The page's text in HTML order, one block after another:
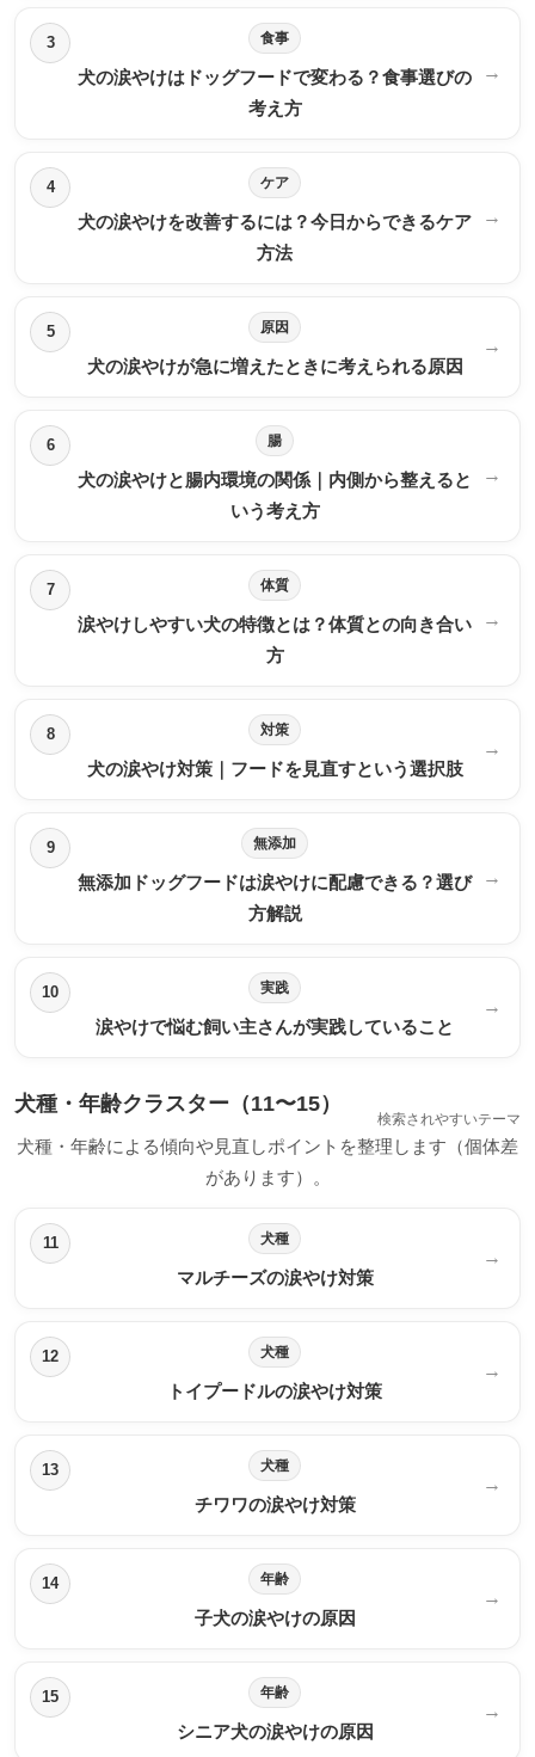
3 食事
犬の涙やけはドッグフードで変わる？食事選びの
考え方
→
4 ケア
犬の涙やけを改善するには？今日からできるケア
方法
→
5 原因
犬の涙やけが急に増えたときに考えられる原因
→
6 腸
犬の涙やけと腸内環境の関係｜内側から整えると
いう考え方
→
7 体質
涙やけしやすい犬の特徴とは？体質との向き合い
方
→
8 対策
犬の涙やけ対策｜フードを見直すという選択肢
→
9 無添加
無添加ドッグフードは涙やけに配慮できる？選び
方解説
→
10 実践
涙やけで悩む飼い主さんが実践していること
→
犬種・年齢クラスター（11〜15）
検索されやすいテーマ
犬種・年齢による傾向や見直しポイントを整理します（個体差
があります）。
11 犬種
マルチーズの涙やけ対策
→
12 犬種
トイプードルの涙やけ対策
→
13 犬種
チワワの涙やけ対策
→
14 年齢
子犬の涙やけの原因
→
15 年齢
シニア犬の涙やけの原因
→